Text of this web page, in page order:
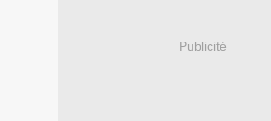
Publicité